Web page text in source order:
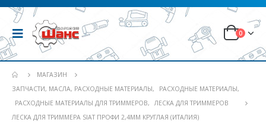
0
МАГАЗИН
ЗАПЧАСТИ, МАСЛА, РАСХОДНЫЕ МАТЕРИАЛЫ, РАСХОДНЫЕ МАТЕРИАЛЫ,
РАСХОДНЫЕ МАТЕРИАЛЫ ДЛЯ ТРИММЕРОВ,
ЛЕСКА ДЛЯ ТРИММЕРОВ
ЛЕСКА ДЛЯ ТРИММЕРА SIAT ПРОФИ 2,4ММ КРУГЛАЯ (ИТАЛИЯ)